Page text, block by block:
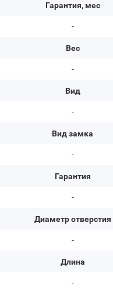
Гарантия, мес
-
Вес
-
Вид
-
Вид замка
-
Гарантия
-
Диаметр отверстия
-
Длина
-